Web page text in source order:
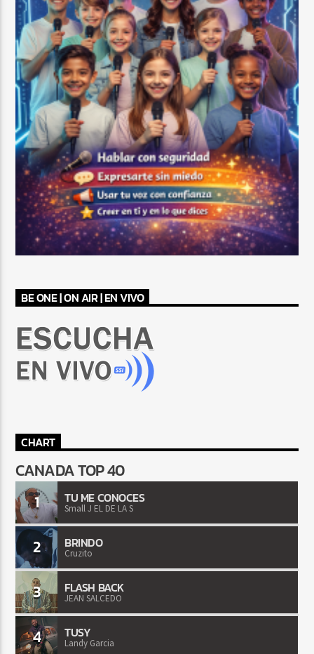
BE ONE | ON AIR | EN VIVO
CHART
CANADA TOP 40
1 TU ME CONOCES
Small J EL DE LA S
2 BRINDO
Cruzito
3 FLASH BACK
JEAN SALCEDO
4 TUSY
Landy Garcia